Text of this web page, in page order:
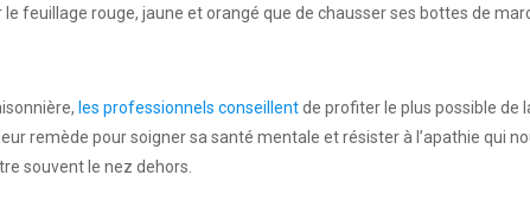
feuillage rouge, jaune et orangé que de chausser ses bottes de
les professionnels conseillentde profiter le plus possible de
remède pour soigner sa santé mentale et résister à l’apathie qui
souvent le nez dehors.